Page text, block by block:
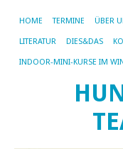
HOME TERMINE ÜBER
LITERATUR DIES&DAS
INDOOR-MINI-KURSE IM